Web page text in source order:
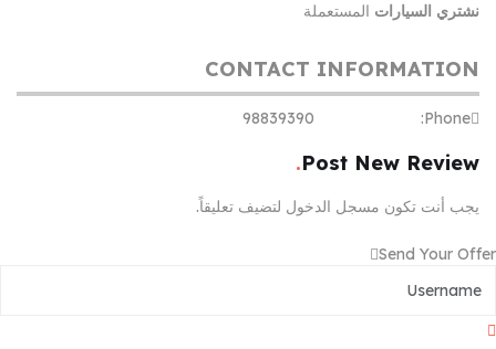
نشتري السيارات المستعملة
CONTACT INFORMATION
Phone:
98839390
Post New Review
يجب أنت تكون مسجل الدخول لتضيف تعليقاً.
Send Your Offer